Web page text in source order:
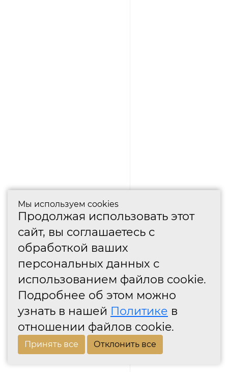
Мы используем cookies
Продолжая использовать этот
сайт, вы соглашаетесь с
обработкой ваших
персональных данных с
использованием файлов cookie.
Подробнее об этом можно
узнать в нашей Политике в
отношении файлов cookie.
Принять все Отклонить все